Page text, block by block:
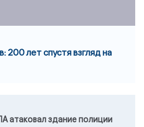
200 лет спустя взгляд на
атаковал здание полиции